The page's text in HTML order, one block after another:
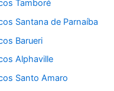
Tamboré
Santana de Parnaíba
Barueri
Alphaville
Santo Amaro